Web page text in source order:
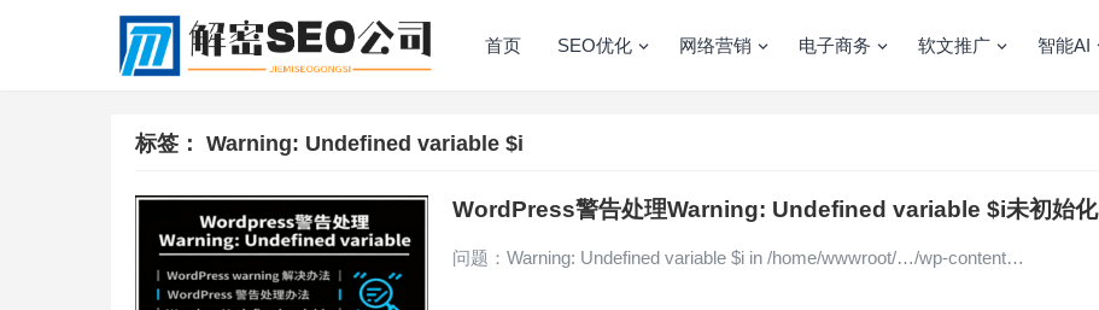
首页 SEO优化 网络营销 电子商务 软文推广 智能AI
标签： Warning: Undefined variable $i
WordPress警告处理Warning: Undefined variable $i未初始化
问题：Warning: Undefined variable $i in /home/wwwroot/…/wp-content…